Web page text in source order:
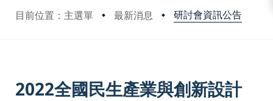
目前位置：主選單 最新消息 研討會資訊公告
2022全國民生產業與創新設計